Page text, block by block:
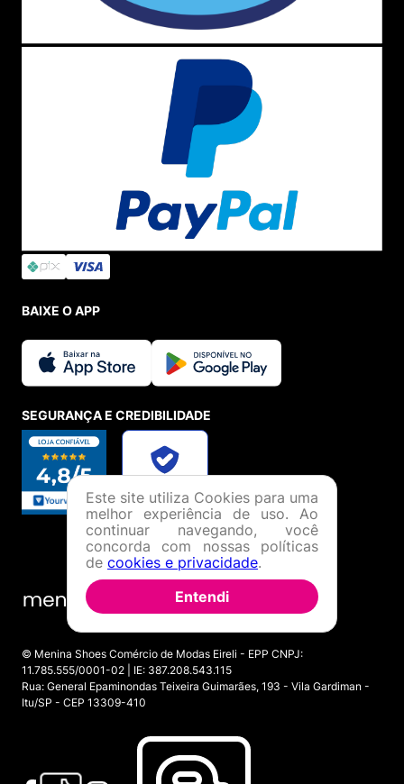
BAIXE O APP
SEGURANÇA E CREDIBILIDADE
© Menina Shoes Comércio de Modas Eireli - EPP CNPJ:
11.785.555/0001-02 | IE: 387.208.543.115
Rua: General Epaminondas Teixeira Guimarães, 193 - Vila Gardiman -
Itu/SP - CEP 13309-410
Este site utiliza Cookies para uma
melhor experiência de uso. Ao
continuar navegando, você
concorda com nossas políticas
de cookies e privacidade.
Entendi